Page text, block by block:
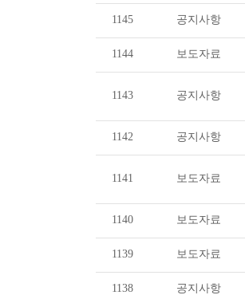
1145 공지사항
1144 보도자료
1143 공지사항
1142 공지사항
1141 보도자료
1140 보도자료
1139 보도자료
1138 공지사항